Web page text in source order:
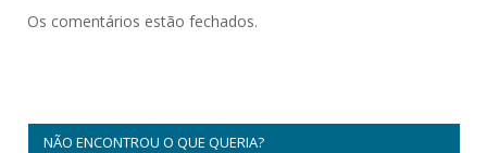
Os comentários estão fechados.
NÃO ENCONTROU O QUE QUERIA?